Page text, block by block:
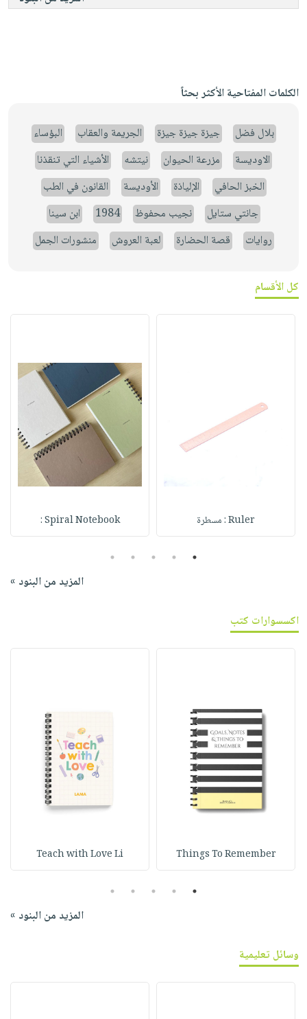
الكلمات المفتاحية الأكثر بحثاً
بلال فضل جيزة جيزة جيزة الجريمة والعقاب
البؤساء
الاوديسة
مزرعة الحيوان نيتشه
الأشياء التي تنقذنا
الخبز الحافي
الإلياذة الأوديسة
القانون في الطب
جانتي ستايل
نجيب محفوظ 1984
ابن سينا
روايات
قصة الحضارة لعبة العروش منشورات الجمل
كل الأقسام
Ruler : مسطرة Spiral Notebook :
1
2
3
4
5
المزيد من البنود »
اكسسوارات كتب
Things To Remember
Teach with Love Li
1
2
3
4
5
المزيد من البنود »
وسائل تعليمية